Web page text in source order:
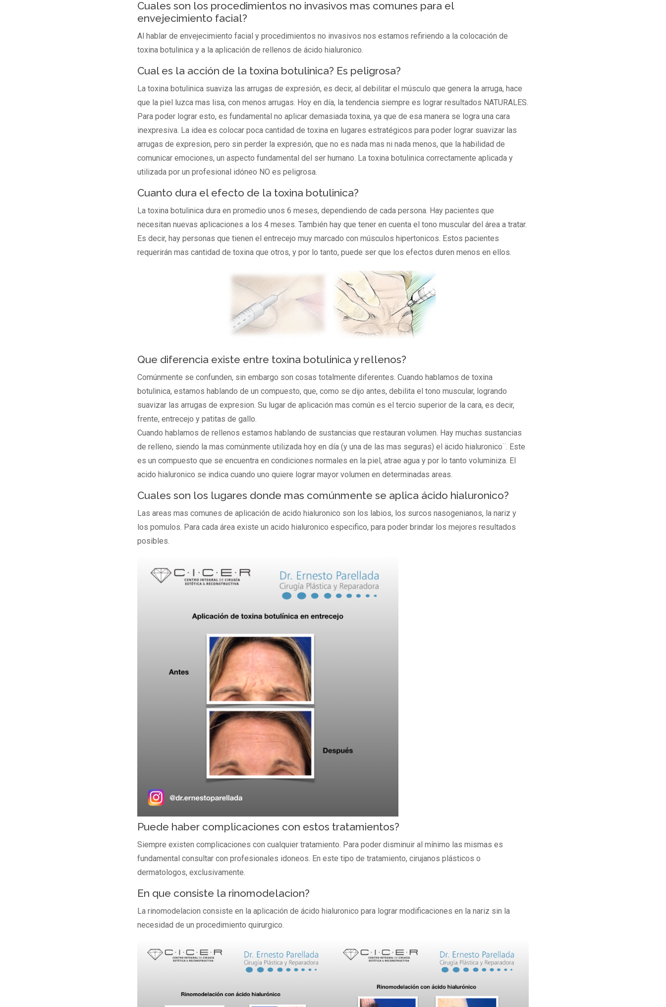
Cuales son los procedimientos no invasivos mas comunes para el
envejecimiento facial?
Al hablar de envejecimiento facial y procedimientos no invasivos nos estamos refiriendo a la colocación de
toxina botulinica y a la aplicación de rellenos de ácido hialuronico.
Cual es la acción de la toxina botulinica? Es peligrosa?
La toxina botulinica suaviza las arrugas de expresión, es decir, al debilitar el músculo que genera la arruga, hace
que la piel luzca mas lisa, con menos arrugas. Hoy en día, la tendencia siempre es lograr resultados NATURALES.
Para poder lograr esto, es fundamental no aplicar demasiada toxina, ya que de esa manera se logra una cara
inexpresiva. La idea es colocar poca cantidad de toxina en lugares estratégicos para poder lograr suavizar las
arrugas de expresion, pero sin perder la expresión, que no es nada mas ni nada menos, que la habilidad de
comunicar emociones, un aspecto fundamental del ser humano. La toxina botulinica correctamente aplicada y
utilizada por un profesional idóneo NO es peligrosa.
Cuanto dura el efecto de la toxina botulinica?
La toxina botulinica dura en promedio unos 6 meses, dependiendo de cada persona. Hay pacientes que
necesitan nuevas aplicaciones a los 4 meses. También hay que tener en cuenta el tono muscular del área a tratar.
Es decir, hay personas que tienen el entrecejo muy marcado con músculos hipertonicos. Estos pacientes
requerirán mas cantidad de toxina que otros, y por lo tanto, puede ser que los efectos duren menos en ellos.
Que diferencia existe entre toxina botulinica y rellenos?
Comúnmente se confunden, sin embargo son cosas totalmente diferentes. Cuando hablamos de toxina
botulinica, estamos hablando de un compuesto, que, como se dijo antes, debilita el tono muscular, logrando
suavizar las arrugas de expresion. Su lugar de aplicación mas común es el tercio superior de la cara, es decir,
frente, entrecejo y patitas de gallo.
Cuando hablamos de rellenos estamos hablando de sustancias que restauran volumen. Hay muchas sustancias
de relleno, siendo la mas comúnmente utilizada hoy en día (y una de las mas seguras) el äcido hialuronico¨. Este
es un compuesto que se encuentra en condiciones normales en la piel, atrae agua y por lo tanto voluminiza. El
acido hialuronico se indica cuando uno quiere lograr mayor volumen en determinadas areas.
Cuales son los lugares donde mas comúnmente se aplica ácido hialuronico?
Las areas mas comunes de aplicación de acido hialuronico son los labios, los surcos nasogenianos, la nariz y
los pomulos. Para cada área existe un acido hialuronico especifico, para poder brindar los mejores resultados
posibles.
Puede haber complicaciones con estos tratamientos?
Siempre existen complicaciones con cualquier tratamiento. Para poder disminuir al mínimo las mismas es
fundamental consultar con profesionales idoneos. En este tipo de tratamiento, cirujanos plásticos o
dermatologos, exclusivamente.
En que consiste la rinomodelacion?
La rinomodelacion consiste en la aplicación de ácido hialuronico para lograr modificaciones en la nariz sin la
necesidad de un procedimiento quirurgico.